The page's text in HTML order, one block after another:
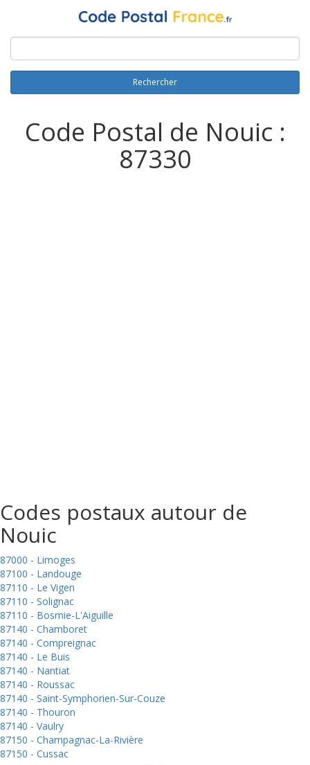
Rechercher
Code Postal de Nouic :
87330
Codes postaux autour de
Nouic
87000 - Limoges
87100 - Landouge
87110 - Le Vigen
87110 - Solignac
87110 - Bosmie-L'Aiguille
87140 - Chamboret
87140 - Compreignac
87140 - Le Buis
87140 - Nantiat
87140 - Roussac
87140 - Saint-Symphorien-Sur-Couze
87140 - Thouron
87140 - Vaulry
87150 - Champagnac-La-Rivière
87150 - Cussac